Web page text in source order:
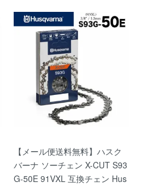
【メール便送料無料】ハスク
バーナ ソーチェン X-CUT S93
G-50E 91VXL 互換チェン Hus